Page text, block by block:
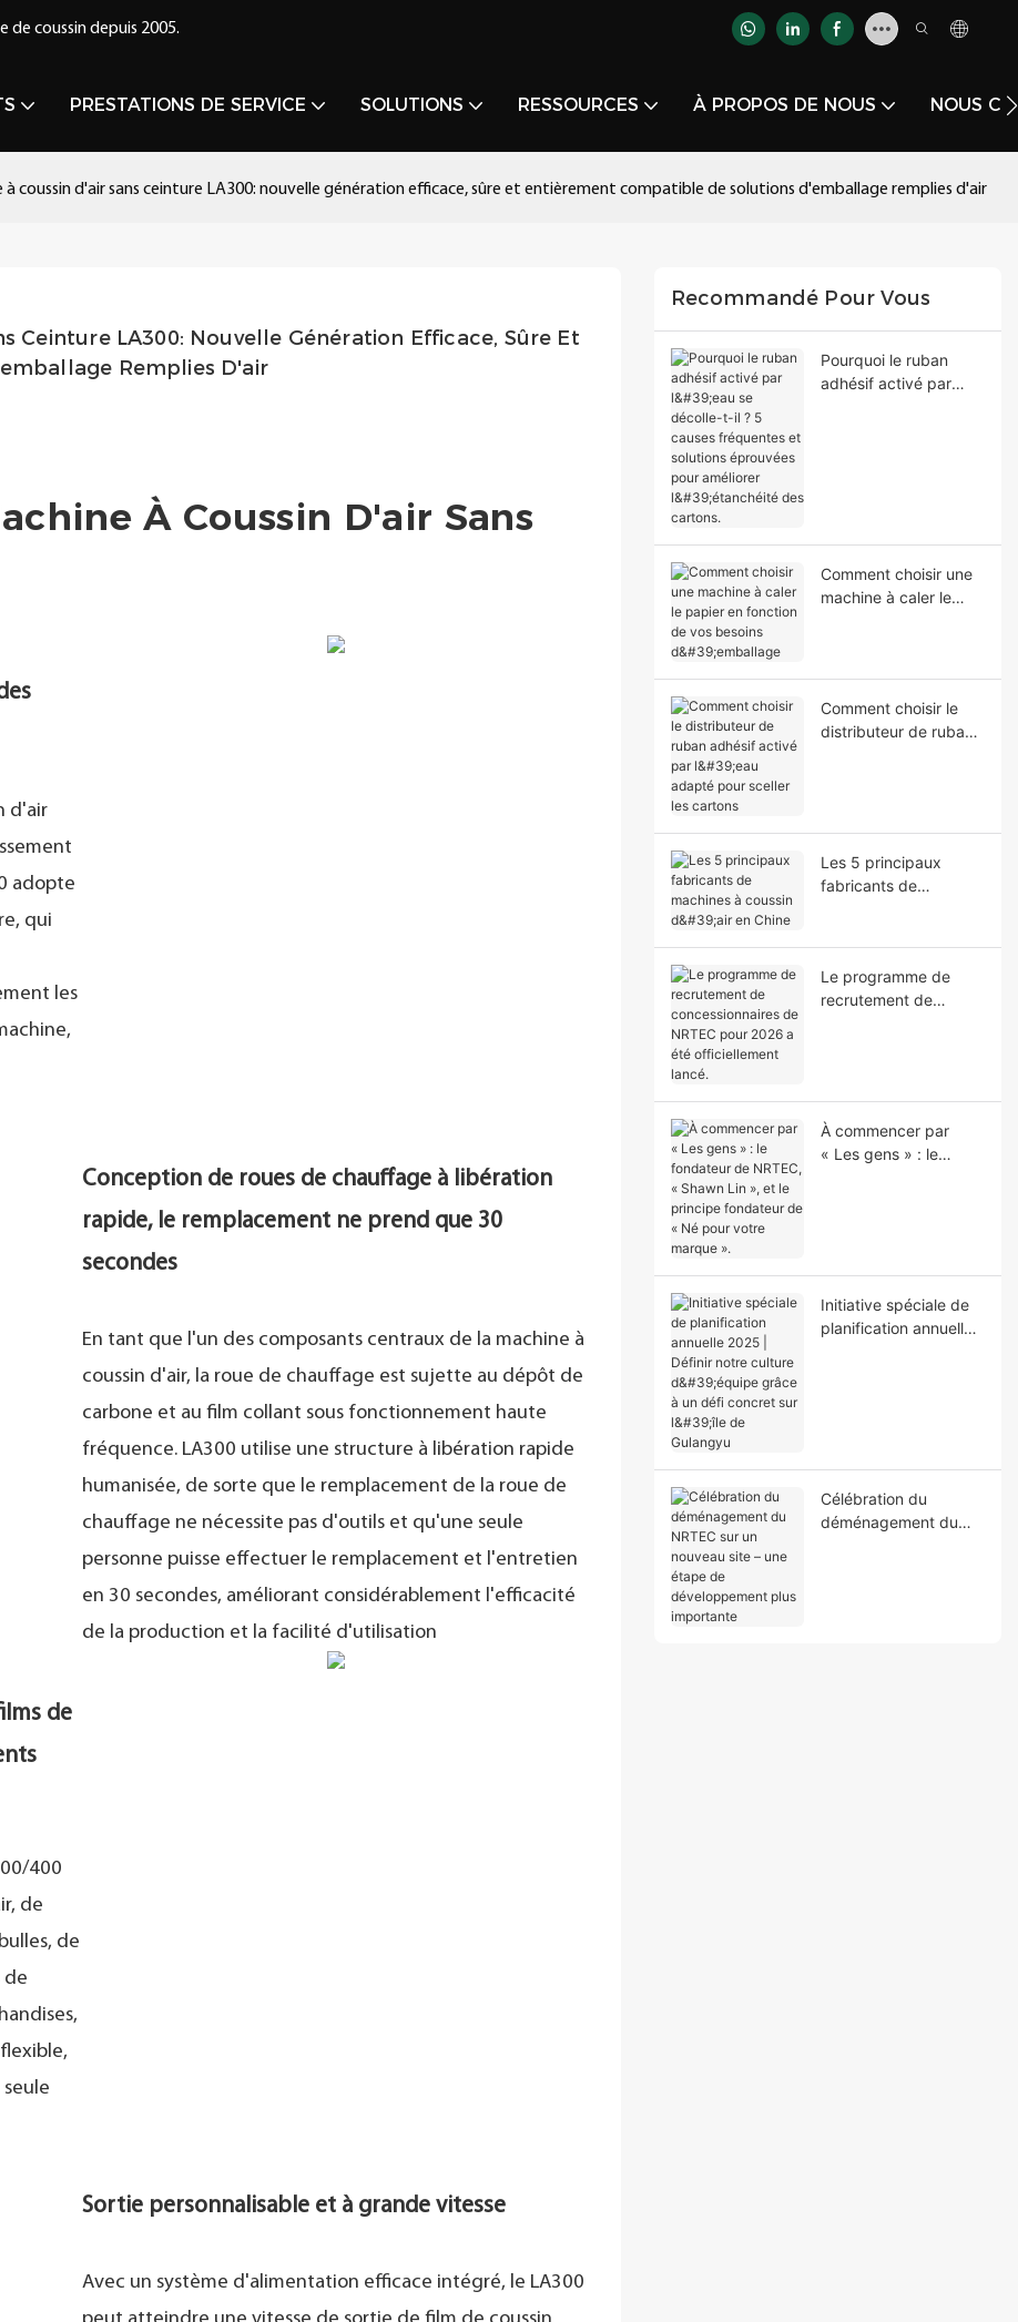
de coussin depuis 2005.
PRESTATIONS DE SERVICE SOLUTIONS RESSOURCES À PROPOS DE NOUS NOUS
à coussin d'air sans ceinture LA300: nouvelle génération efficace, sûre et entièrement compatible de solutions d'emballage remplies d'air
Ceinture LA300: Nouvelle Génération Efficace, Sûre Et
Remplies D'air
À Coussin D'air Sans
d'air
adopte
qui
les
Conception de roues de chauffage à libération
rapide, le remplacement ne prend que 30
secondes
En tant que l'un des composants centraux de la machine à
coussin d'air, la roue de chauffage est sujette au dépôt de
carbone et au film collant sous fonctionnement haute
fréquence. LA300 utilise une structure à libération rapide
humanisée, de sorte que le remplacement de la roue de
chauffage ne nécessite pas d'outils et qu'une seule
personne puisse effectuer le remplacement et l'entretien
en 30 secondes, améliorant considérablement l'efficacité
de la production et la facilité d'utilisation
de
400
de
de
de
Sortie personnalisable et à grande vitesse
Avec un système d'alimentation efficace intégré, le LA300
Recommandé Pour Vous
Pourquoi le ruban
adhésif activé par
Comment choisir une
machine à caler le
Comment choisir le
distributeur de ruban
Les 5 principaux
fabricants de
Le programme de
recrutement de
À commencer par
« Les gens » : le
Initiative spéciale de
planification annuelle
Célébration du
déménagement du